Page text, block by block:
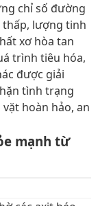
chỉ số đường
thấp, lượng tinh
xơ hòa tan
trình tiêu hóa,
được giải
tình trạng
hoàn hảo, an
mạnh từ